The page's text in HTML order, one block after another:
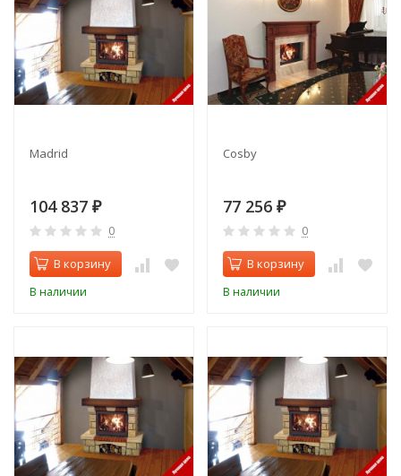
Madrid
104 837 ₽
0
В корзину
В наличии
Cosby
77 256 ₽
0
В корзину
В наличии